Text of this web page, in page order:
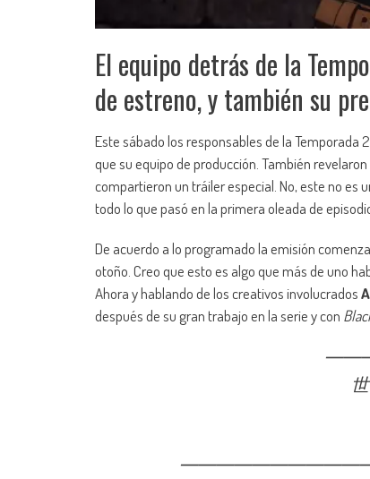
El equipo detrás de la
de estreno, y también su
Este sábado los responsables de la Temporada
que su equipo de producción. También revelaron
compartieron un tráiler especial. No, este no es
todo lo que pasó en la primera oleada de
De acuerdo a lo programado la emisión
otoño. Creo que esto es algo que más de uno
Ahora y hablando de los creativos involucrados
después de su gran trabajo en la serie y con
世